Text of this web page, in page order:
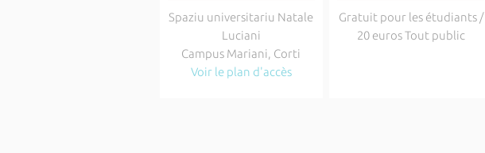
Spaziu universitariu Natale
Luciani
Campus Mariani, Corti
Voir le plan d'accès
Gratuit pour les étudiants /
20 euros Tout public